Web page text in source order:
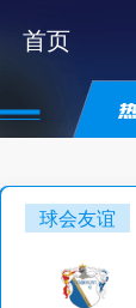
首页
球会友谊